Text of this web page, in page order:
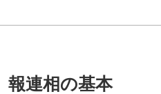
連相の基本